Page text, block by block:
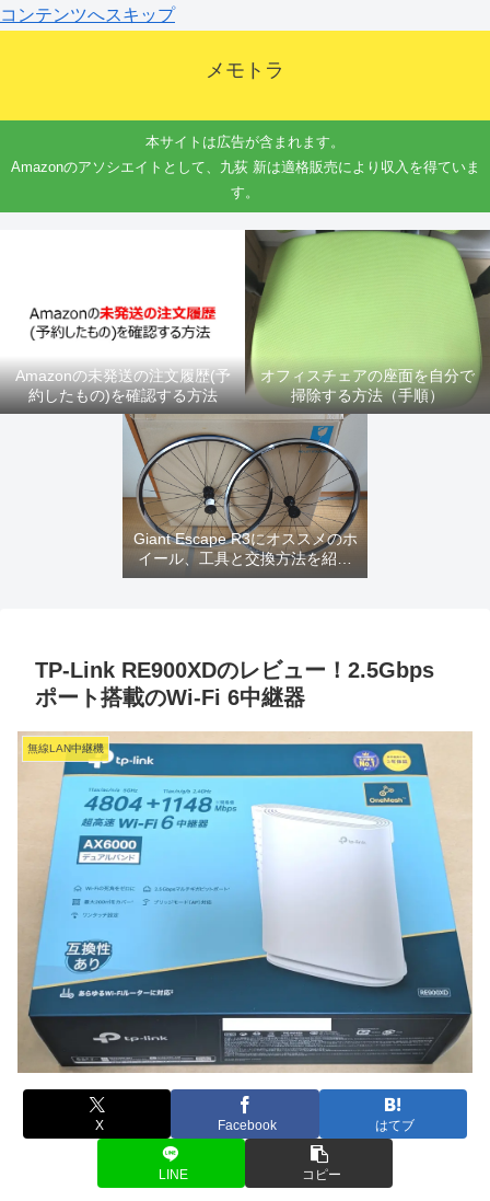
コンテンツへスキップ
メモトラ
本サイトは広告が含まれます。
Amazonのアソシエイトとして、九荻 新は適格販売により収入を得ていま
す。
Amazonの未発送の注文履歴(予
約したもの)を確認する方法
オフィスチェアの座面を自分で
掃除する方法（手順）
Giant Escape R3にオススメのホ
イール、工具と交換方法を紹介
するよ
TP-Link RE900XDのレビュー！2.5Gbps
ポート搭載のWi-Fi 6中継器
無線LAN中継機
X Facebook はてブ
LINE コピー